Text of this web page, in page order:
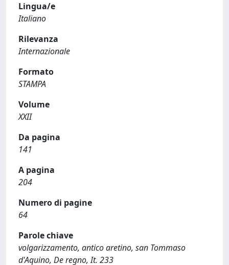
Lingua/e
Italiano
Rilevanza
Internazionale
Formato
STAMPA
Volume
XXII
Da pagina
141
A pagina
204
Numero di pagine
64
Parole chiave
volgarizzamento, antico aretino, san Tommaso
d'Aquino, De regno, It. 233